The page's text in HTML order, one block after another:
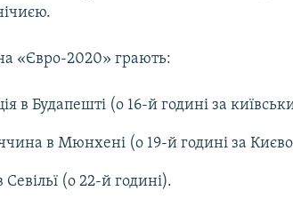
«Євро-2020» грають:
в Будапешті (о 16-й годині за
в Мюнхені (о 19-й годині за
Севільї (о 22-й годині).